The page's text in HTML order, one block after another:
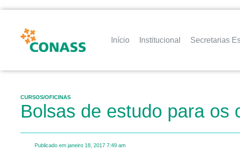
Início Institucional Secretarias
CURSOS/OFICINAS
Bolsas de estudo para os
Publicado em janeiro 18, 2017 7:49 am